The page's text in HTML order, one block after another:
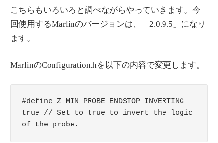
こちらもいろいろと調べながらやっていきます。今
回使用するMarlinのバージョンは、「2.0.9.5」になり
ます。
MarlinのConfiguration.hを以下の内容で変更します。
#define Z_MIN_PROBE_ENDSTOP_INVERTING
true // Set to true to invert the logic
of the probe.